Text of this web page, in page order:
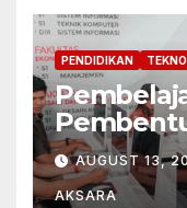
PENDIDIKAN
Digital
AUGUST 13,
AKSARA